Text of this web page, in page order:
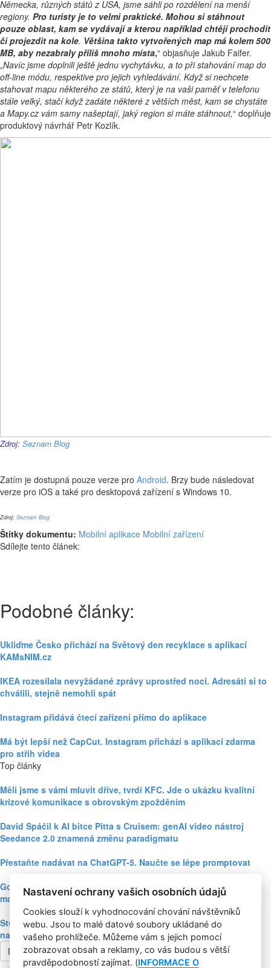
Německa, různých států z USA, jsme sáhli po rozdělení na menší
regiony. Pro turisty je to velmi praktické. Mohou si stáhnout
pouze oblast, kam se vydávají a kterou například chtějí prochodit
či projezdit na kole. Většina takto vytvořených map má kolem 500
MB, aby nezabraly příliš mnoho místa,“ objasňuje Jakub Faifer.
„Navíc jsme doplnili ještě jednu vychytávku, a to při stahování map do
off-line módu, respektive pro jejich vyhledávání. Když si nechcete
stahovat mapu některého ze států, který je na vaši paměť v telefonu
stále velký, stačí když zadáte některé z větších měst, kam se chystáte
a Mapy.cz vám samy našeptají, jaký region si máte stáhnout,“ doplňuje
produktový návrhář Petr Kozlík.
Zdroj: Seznam Blog
Zatím je dostupná pouze verze pro Android. Brzy bude následovat
verze pro iOS a také pro desktopová zařízení s Windows 10.
Zdroj: Seznam Blog
Štítky dokumentu: Mobilní aplikace Mobilní zařízení
Sdílejte tento článek:
Podobné články:
Ukliďme Česko přichází na Světový den recyklace s aplikací
KAMsNIM.cz
IKEA rozesílala nevyžádané zprávy uprostřed noci. Adresáti si to
chválili, stejně nemohli spát
Instagram přidává čtecí zařízení přímo do aplikace
Má být lepší než CapCut. Instagram přichází s aplikací zdarma
pro střih videa
Top články
Měli jsme s vámi mluvit dříve, tvrdí KFC. Jde o ukázku kvalitní
krizové komunikace s obrovským zpožděním
David Spáčil k AI bitce Pitta s Cruisem: genAI video nástroj
Seedance 2.0 znamená změnu paradigmatu
Přestaňte nadávat na ChatGPT-5. Naučte se lépe promptovat
Google Nano Banana nabízí dosud největší potenciál pro
marketing mezi genAI modely pro tvorbu obrázků
Studie: Využívání generativní AI mezi spotřebiteli při online
nakupování prudce roste
Další článek
Nastavení ochrany vašich osobních údajů
Cookies slouží k vyhodnocování chování návštěvníků
webu. Jsou to malé datové soubory ukládané do
vašeho prohlížeče. Můžeme vám s jejich pomocí
zobrazovat obsah a reklamy, co vás budou s větší
pravděpodobností zajímat. (INFORMACE O